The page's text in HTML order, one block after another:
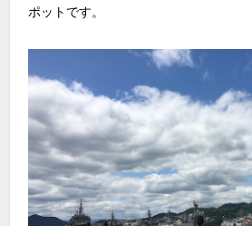
ポットです。